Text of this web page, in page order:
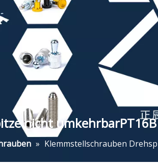
nicht umkehrbarPT16B
» Klemmstellschrauben